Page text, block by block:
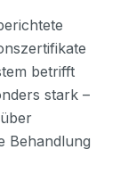
betrifft
stark –
Behandlung